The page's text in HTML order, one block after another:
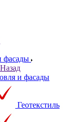
фасады
Назад
и фасады
Геотекстиль